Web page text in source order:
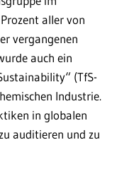
aller von
vergangenen
auch ein
(TfS-
Industrie.
in globalen
auditieren und zu